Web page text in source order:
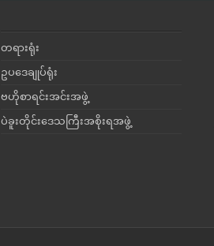
တရားရုံး
ဥပဒေချုပ်ရုံး
ဗဟိုစာရင်းအင်းအဖွဲ့
ပဲခူးတိုင်းဒေသကြီးအစိုးရအဖွဲ့